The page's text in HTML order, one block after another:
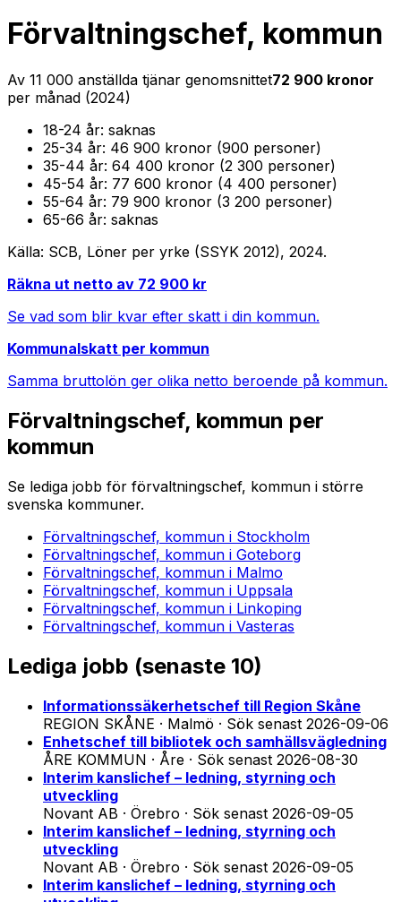
Förvaltningschef, kommun
Av 11 000 anställda tjänar genomsnittet72 900 kronor
per månad (2024)
18-24 år: saknas
25-34 år: 46 900 kronor (900 personer)
35-44 år: 64 400 kronor (2 300 personer)
45-54 år: 77 600 kronor (4 400 personer)
55-64 år: 79 900 kronor (3 200 personer)
65-66 år: saknas
Källa: SCB, Löner per yrke (SSYK 2012), 2024.
Räkna ut netto av 72 900 kr
Se vad som blir kvar efter skatt i din kommun.
Kommunalskatt per kommun
Samma bruttolön ger olika netto beroende på kommun.
Förvaltningschef, kommun per
kommun
Se lediga jobb för förvaltningschef, kommun i större
svenska kommuner.
Förvaltningschef, kommun i Stockholm
Förvaltningschef, kommun i Goteborg
Förvaltningschef, kommun i Malmo
Förvaltningschef, kommun i Uppsala
Förvaltningschef, kommun i Linkoping
Förvaltningschef, kommun i Vasteras
Lediga jobb (senaste 10)
Informationssäkerhetschef till Region Skåne
REGION SKÅNE · Malmö · Sök senast 2026-09-06
Enhetschef till bibliotek och samhällsvägledning
ÅRE KOMMUN · Åre · Sök senast 2026-08-30
Interim kanslichef – ledning, styrning och
utveckling
Novant AB · Örebro · Sök senast 2026-09-05
Interim kanslichef – ledning, styrning och
utveckling
Novant AB · Örebro · Sök senast 2026-09-05
Interim kanslichef – ledning, styrning och